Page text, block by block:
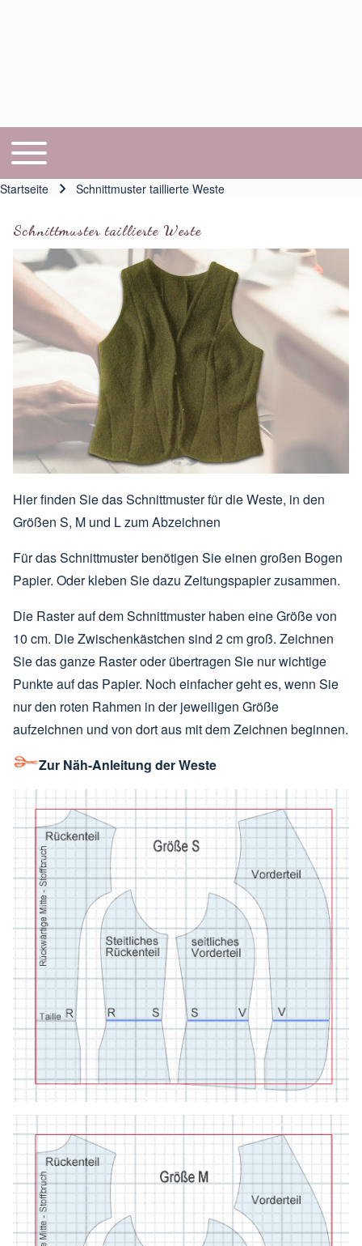
Hauptnavigation
Toggle main menu
Startseite Schnittmuster taillierte Weste
Schnittmuster taillierte Weste
Hier finden Sie das Schnittmuster für die Weste, in den
Größen S, M und L zum Abzeichnen
Für das Schnittmuster benötigen Sie einen großen Bogen
Papier. Oder kleben Sie dazu Zeitungspapier zusammen.
Die Raster auf dem Schnittmuster haben eine Größe von
10 cm. Die Zwischenkästchen sind 2 cm groß. Zeichnen
Sie das ganze Raster oder übertragen Sie nur wichtige
Punkte auf das Papier. Noch einfacher geht es, wenn Sie
nur den roten Rahmen in der jeweiligen Größe
aufzeichnen und von dort aus mit dem Zeichnen beginnen.
Zur Näh-Anleitung der Weste